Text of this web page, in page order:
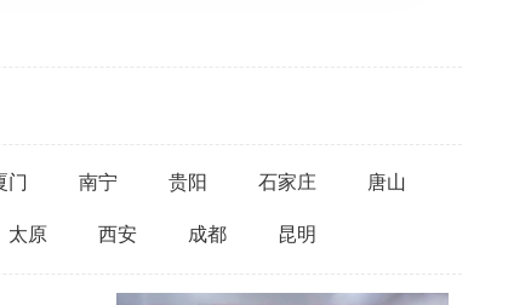
门 南宁 贵阳 石家庄 唐山
太原 西安 成都 昆明